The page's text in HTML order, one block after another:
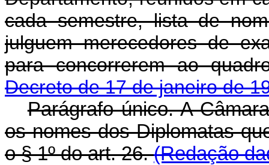
cada semestre, lista de
julguem merecedores de
para concorrerem ao
Decreto de 17 de janeiro de
Parágrafo único. A
os nomes dos Diplomatas
o § 1º do art. 26.(Redação